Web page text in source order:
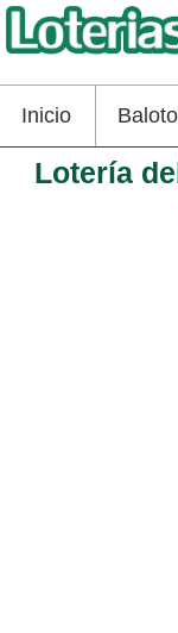
Inicio Baloto
Lotería